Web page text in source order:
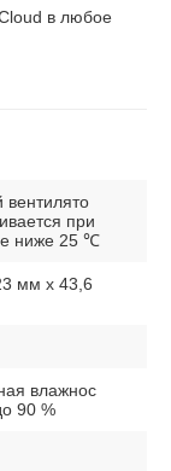
в любое
вентилято
при
ниже 25 ℃
мм x 43,6
влажнос
90 %